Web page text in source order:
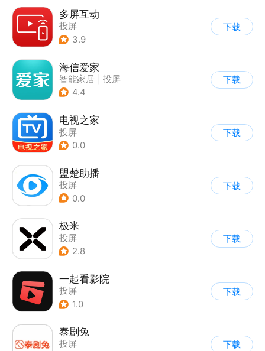
多屏互动
投屏
3.9
下载
海信爱家
智能家居
投屏
4.4
下载
电视之家
投屏
0.0
下载
盟楚助播
投屏
0.0
下载
极米
投屏
2.8
下载
一起看影院
投屏
1.0
下载
泰剧兔
投屏
下载